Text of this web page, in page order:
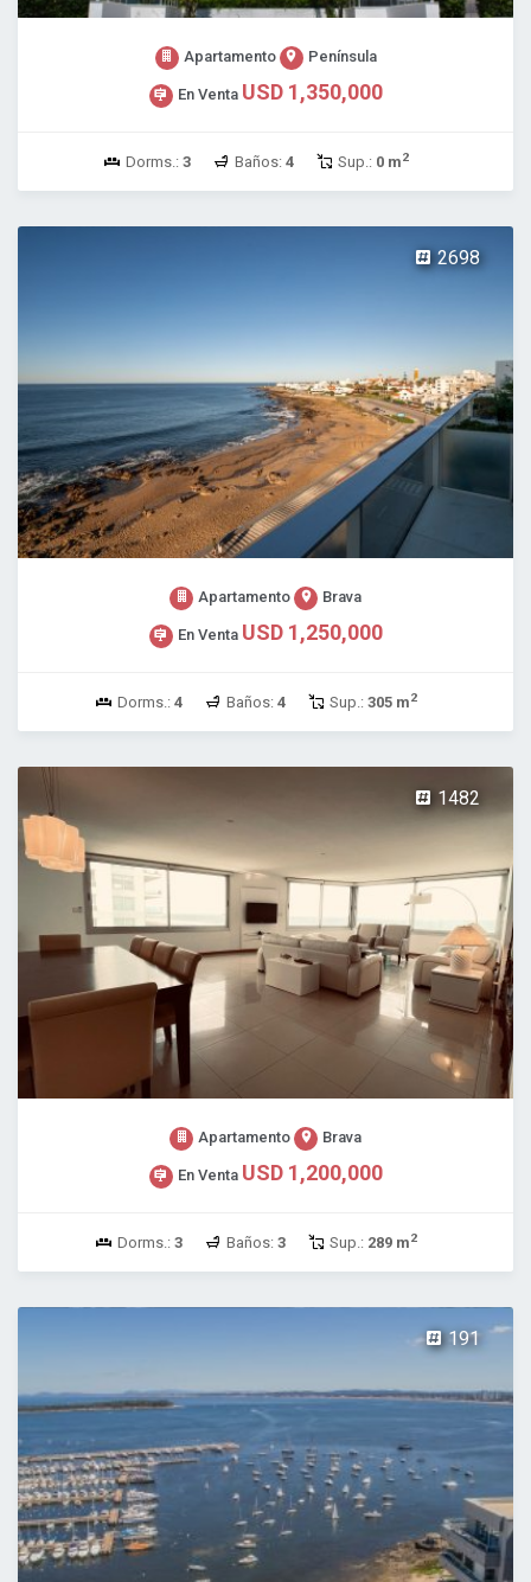
Apartamento Península
En Venta USD 1,350,000
Dorms.: 3 Baños: 4 Sup.: 0 m2
2698
Apartamento Brava
En Venta USD 1,250,000
Dorms.: 4 Baños: 4 Sup.: 305 m2
1482
Apartamento Brava
En Venta USD 1,200,000
Dorms.: 3 Baños: 3 Sup.: 289 m2
191